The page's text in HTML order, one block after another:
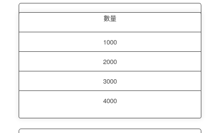
數量
1000
2000
3000
4000